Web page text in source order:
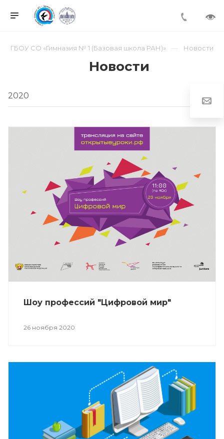
ГБОУ СО «Гимназия № 1 (Базовая школа РАН)» Новости
Новости
Шоу профессий "Цифровой мир"
26 ноября 2020